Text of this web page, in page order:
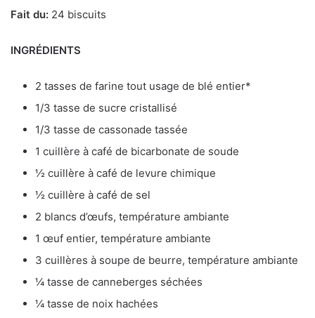
Fait du: 24 biscuits
INGRÉDIENTS
2 tasses de farine tout usage de blé entier*
1/3 tasse de sucre cristallisé
1/3 tasse de cassonade tassée
1 cuillère à café de bicarbonate de soude
½ cuillère à café de levure chimique
½ cuillère à café de sel
2 blancs d’œufs, température ambiante
1 œuf entier, température ambiante
3 cuillères à soupe de beurre, température ambiante
¼ tasse de canneberges séchées
¼ tasse de noix hachées